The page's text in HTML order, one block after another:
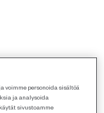
voimme personoida sisältöä
ja analysoida
sivustoamme